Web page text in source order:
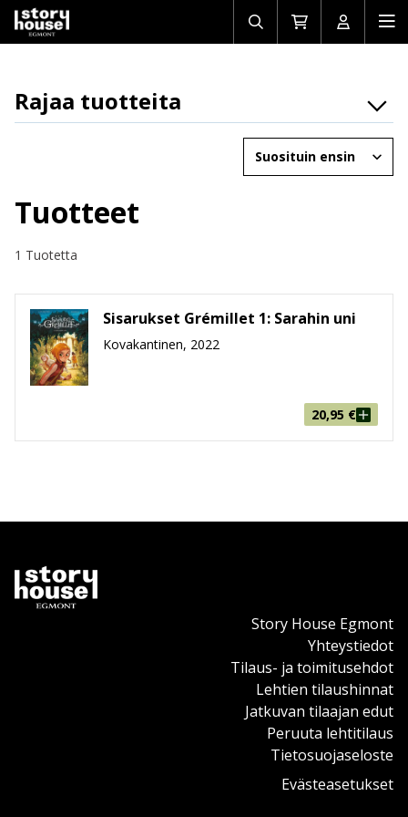
Avaa/sulje
haku
Siirry
ostoskoriin
Avaa/
Rajaa tuotteita
Osasto
Tuotemuoto
Hinta
Järjestä
Tuotteet
1 Tuotetta
Sisarukset Grémillet 1: Sarahin uni
Kovakantinen, 2022
20,95 €
Story House Egmont
Yhteystiedot
Tilaus- ja toimitusehdot
Lehtien tilaushinnat
Jatkuvan tilaajan edut
Peruuta lehtitilaus
Tietosuojaseloste
Evästeasetukset